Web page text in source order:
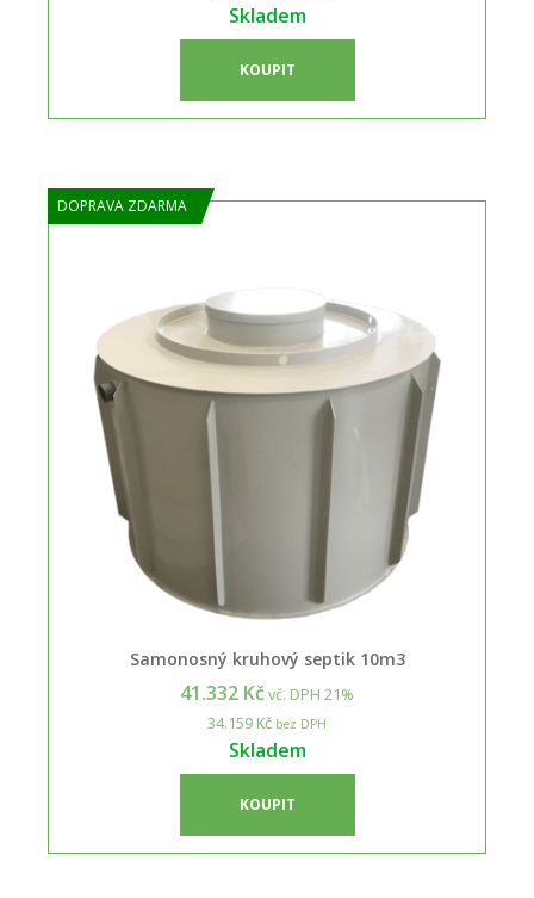
Skladem
KOUPIT
DOPRAVA ZDARMA
Samonosný kruhový septik 10m3
41.332 Kčvč. DPH 21%
34.159 Kč bez DPH
Skladem
KOUPIT